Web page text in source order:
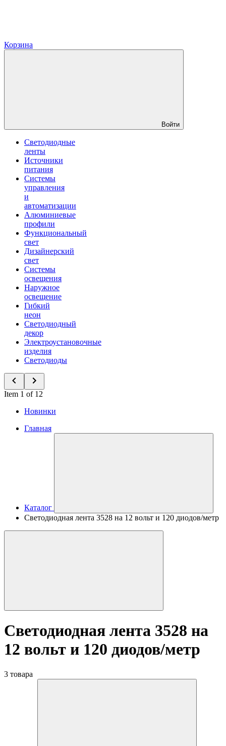
Корзина
Войти
Светодиодные
ленты
Источники
питания
Системы
управления
и
автоматизации
Алюминиевые
профили
Функциональный
свет
Дизайнерский
свет
Системы
освещения
Наружное
освещение
Гибкий
неон
Светодиодный
декор
Электроустановочные
изделия
Светодиоды
Item 1 of 12
Новинки
Главная
Каталог
Светодиодная лента 3528 на 12 вольт и 120 диодов/метр
Светодиодная лента 3528 на
12 вольт и 120 диодов/метр
3 товара